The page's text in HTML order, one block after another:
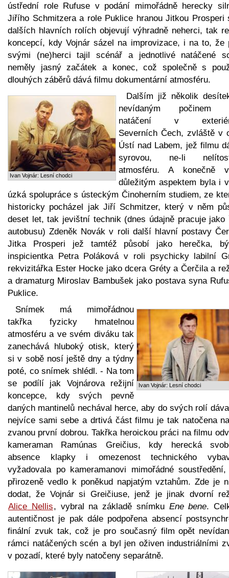
ústřední role Rufuse v podání mimořádně herecky
Jiřího Schmitzera a role Puklice hranou Jitkou Prosperi
dalších hlavních rolích objevují výhradně neherci, tak
koncepcí, kdy Vojnár sázel na improvizace, i na to, že
svými (ne)herci tajil scénář a jednotlivé natáčené
neměly jasný začátek a konec, což společně s
dlouhých záběrů dává filmu dokumentární atmosféru.
Ivan Vojnár: Lesní chodci
Dalším již několik
nevídaným počinem
natáčení v
Severních Čech, zvláště v
Ústí nad Labem, jež filmu
syrovou, ne-li
atmosféru. A konečně
důležitým aspektem byla i
úzká spolupráce s ústeckým Činoherním studiem, ze
historicky pocházel jak Jiří Schmitzer, který v něm
deset let, tak jevištní technik (dnes údajně pracuje jako
autobusu) Zdeněk Novák v roli další hlavní postavy
Jitka Prosperi jež tamtéž působí jako herečka,
inspicientka Petra Poláková v roli psychicky labilní
rekvizitářka Ester Hocke jako dcera Gréty a Čerčila a
a dramaturg Miroslav Bambušek jako postava syna
Puklice.
Ivan Vojnár: Lesní chodci
Snímek má mimořádnou
takřka fyzicky hmatelnou
atmosféru a ve svém diváku tak
zanechává hluboký otisk, který
si v sobě nosí ještě dny a týdny
poté, co snímek shlédl. - Na tom
se podílí jak Vojnárova režijní
koncepce, kdy svých pevně
daných mantinelů nechával herce, aby do svých rolí
nejvíce sami sebe a drtivá část filmu je tak natočena
zvanou první dobrou. Takřka heroickou práci na filmu
kameraman Ramúnas Greičius, kdy herecká
absence klapky i omezenost technického
vyžadovala po kameramanovi mimořádné
přirozeně vedlo k poněkud napjatým vztahům. Zde je
dodat, že Vojnár si Greičiuse, jenž je jinak dvorní
Alice Nellis, vybral na základě snímku Ene bene.
autentičnost je pak dále podpořena absencí
finální zvuk tak, což je pro současný film opět
rámci natáčených scén a byl jen oživen industriálními
v pozadí, které byly natočeny separátně.